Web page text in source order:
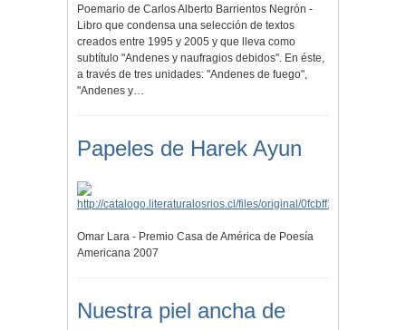
Poemario de Carlos Alberto Barrientos Negrón -
Libro que condensa una selección de textos
creados entre 1995 y 2005 y que lleva como
subtítulo "Andenes y naufragios debidos". En éste,
a través de tres unidades: "Andenes de fuego",
"Andenes y…
Papeles de Harek Ayun
Omar Lara - Premio Casa de América de Poesía
Americana 2007
Nuestra piel ancha de